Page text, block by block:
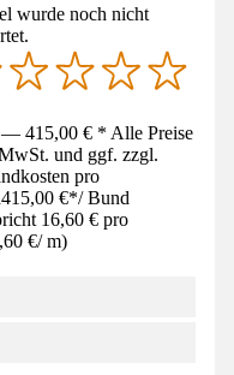
wurde noch nicht
— 415,00 € * Alle Preise
und ggf. zzgl.
pro
415,00 €*/ Bund
16,60 € pro
€/ m)